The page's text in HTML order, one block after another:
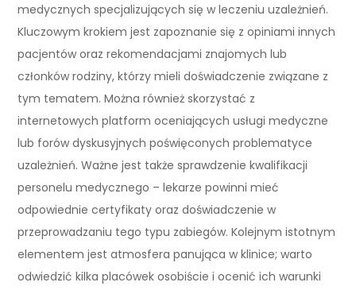
medycznych specjalizujących się w leczeniu uzależnień.
Kluczowym krokiem jest zapoznanie się z opiniami innych
pacjentów oraz rekomendacjami znajomych lub
członków rodziny, którzy mieli doświadczenie związane z
tym tematem. Można również skorzystać z
internetowych platform oceniających usługi medyczne
lub forów dyskusyjnych poświęconych problematyce
uzależnień. Ważne jest także sprawdzenie kwalifikacji
personelu medycznego – lekarze powinni mieć
odpowiednie certyfikaty oraz doświadczenie w
przeprowadzaniu tego typu zabiegów. Kolejnym istotnym
elementem jest atmosfera panująca w klinice; warto
odwiedzić kilka placówek osobiście i ocenić ich warunki